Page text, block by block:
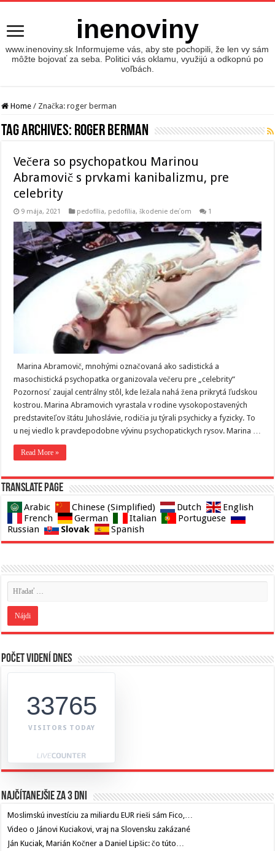
inenoviny
www.inenoviny.sk Informujeme vás, aby ste pochopili, že len vy sám
môžte bojovať za seba. Politici vás oklamu, využijú a odkopnú po
voľbách.
Home / Značka:roger berman
Tag Archives: roger berman
Večera so psychopatkou Marinou
Abramovič s prvkami kanibalizmu, pre
celebrity
9 mája, 2021 pedofília, pedofília, škodenie deťom 1
Marina Abramovič, mnohými označovaná ako sadistická a
masochistická psychopatka organizovala večeru pre „celebrity“
Pozornosť zaujal centrálny stôl, kde ležala nahá žena prikrytá ľudskou
kostrou. Marina Abramovich vyrastala v rodine vysokopostavených
predstaviteľov štátu Juhoslávie, rodičia ju týrali psychicky a fyzicky. To
u nej viedlo k pravdepodobne vývinu psychopatickych rysov. Marina …
Read More »
Translate page
Arabic Chinese (Simplified) Dutch
English
French
German Italian
Portuguese
Russian
Slovak Spanish
Počet videní dnes
33765
VISITORS TODAY
Najčítanejšie za 3 dni
Moslimskú investíciu za miliardu EUR rieši sám Fico,…
Video o Jánovi Kuciakovi, vraj na Slovensku zakázané
Ján Kuciak, Marián Kočner a Daniel Lipšic: čo túto…